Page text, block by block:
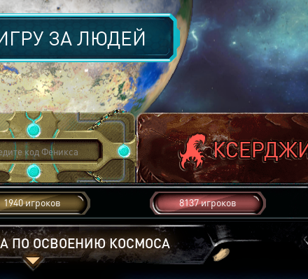
ЗАЛЮДЕЙ
1940 игроков 8137 игроков
ПО ОСВОЕНИЮ КОСМОСА